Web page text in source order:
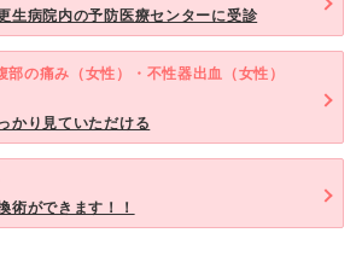
生病院内の予防医療センターに受診
部の痛み（女性）・不性器出血（女性）
かり見ていただける
術ができます！！